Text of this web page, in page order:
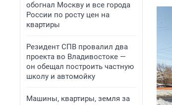
обогнал Москву и все города
России по росту цен на
квартиры
Резидент СПВ провалил два
проекта во Владивостоке —
он обещал построить частную
школу и автомойку
Машины, квартиры, земля за